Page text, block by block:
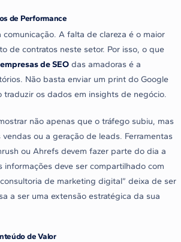
de Performance
A falta de clareza é o maior
de contratos neste setor. Por isso, o que
de SEO das amadoras é a
Não basta enviar um print do Google
traduzir os dados em insights de negócio.
não apenas que o tráfego subiu, mas
ou a geração de leads. Ferramentas
ou Ahrefs devem fazer parte do dia a
informações deve ser compartilhado com
de marketing digital” deixa de ser
a ser uma extensão estratégica da sua
de Valor